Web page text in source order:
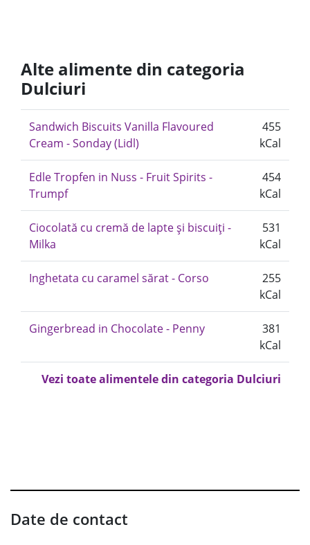
Alte alimente din categoria
Dulciuri
Sandwich Biscuits Vanilla Flavoured
Cream - Sonday (Lidl)
455
kCal
Edle Tropfen in Nuss - Fruit Spirits -
Trumpf
454
kCal
Ciocolată cu cremă de lapte și biscuiți -
Milka
531
kCal
Inghetata cu caramel sărat - Corso
255
kCal
Gingerbread in Chocolate - Penny
381
kCal
Vezi toate alimentele din categoria Dulciuri
Date de contact